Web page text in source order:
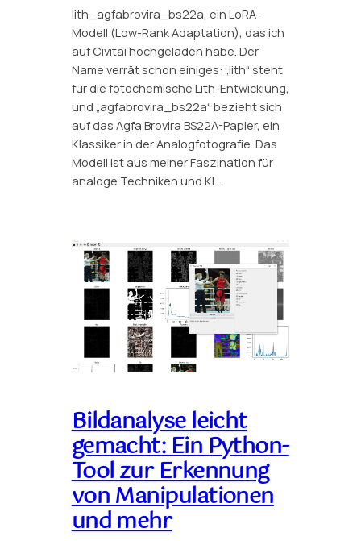
lith_agfabrovira_bs22a, ein LoRA-
Modell (Low-Rank Adaptation), das ich
auf Civitai hochgeladen habe. Der
Name verrät schon einiges: „lith“ steht
für die fotochemische Lith-Entwicklung,
und „agfabrovira_bs22a“ bezieht sich
auf das Agfa Brovira BS22A-Papier, ein
Klassiker in der Analogfotografie. Das
Modell ist aus meiner Faszination für
analoge Techniken und KI…
Bildanalyse leicht
gemacht: Ein Python-
Tool zur Erkennung
von Manipulationen
und mehr